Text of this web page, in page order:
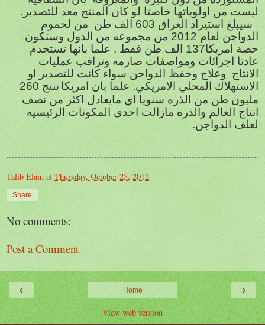
ليست من اولوياتها خاصتا لو كان المنتج معد للتصدير.
سيبلغ استيراد العراق
603 الف طن من لحموم
الدواجن لعام 2012 من مجموعه من الدول وستكون
حصة امريكا137 الف طن فقط , علما بانها تستخدم
عادتا اجرائات ومواصفات صارمه وتراقب عمليات
الانتاج وعلاج وحفظ الدواجن سواء كانت للتصدير او
الاستهلاك المحلي الامريكي. علما بان امريكا
تنتج 260
مليون طن من الذره سنويا اي مايعادل اكثر من نصف
انتاج العالم والذره مازالت احدى المكونات الرئيسيه
لعلف الدواجن.
Talib Elam at Thursday, October 25, 2012
Share
No comments:
Post a Comment
‹ ›
Home
View web version